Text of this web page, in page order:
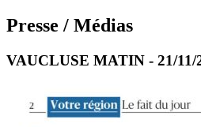
Presse / Médias
VAUCLUSE MATIN - 21/11/